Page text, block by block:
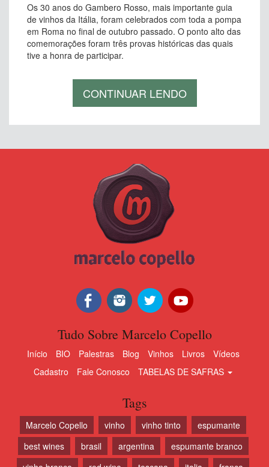
Os 30 anos do Gambero Rosso, mais importante guia
de vinhos da Itália, foram celebrados com toda a pompa
em Roma no final de outubro passado. O ponto alto das
comemorações foram três provas históricas das quais
tive a honra de participar.
CONTINUAR LENDO
Tudo Sobre Marcelo Copello
Início BIO Palestras Blog Vinhos Livros
Vídeos
Cadastro
Fale Conosco TABELAS DE SAFRAS
Tags
Marcelo Copello vinho vinho tinto
espumante
best wines
brasil argentina
espumante branco